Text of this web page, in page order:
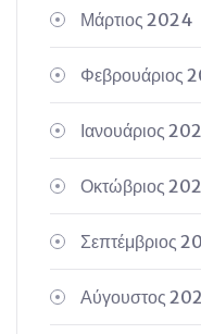
Μάρτιος 2024
Φεβρουάριος
Ιανουάριος
Οκτώβριος
Σεπτέμβριος
Αύγουστος